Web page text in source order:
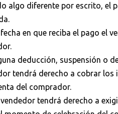
algo diferente por escrito,
en que reciba el pago el
deducción, suspensión o
tendrá derecho a cobrar
del comprador.
tendrá derecho a